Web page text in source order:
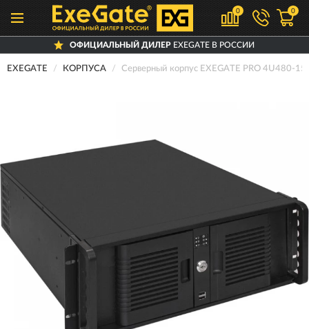
0 0
ОФИЦИАЛЬНЫЙ ДИЛЕРEXEGATE В РОССИИ
EXEGATE КОРПУСА Серверный корпус EXEGATE PRO 4U480-